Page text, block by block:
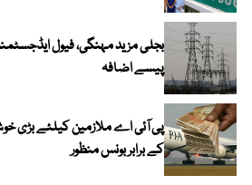
پیسے اضافہ
پی آئی اے ملازمین کیلئے بڑی
کے برابر بونس منظور